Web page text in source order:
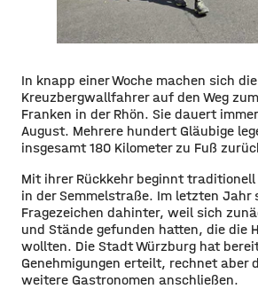
In knapp einer Woche machen sich
Kreuzbergwallfahrer auf den Weg
Franken in der Rhön. Sie dauert
August. Mehrere hundert Gläubige
insgesamt 180 Kilometer zu Fuß
Mit ihrer Rückkehr beginnt
in der Semmelstraße. Im letzten Jahr
Fragezeichen dahinter, weil sich
und Stände gefunden hatten, die die
wollten. Die Stadt Würzburg hat
Genehmigungen erteilt, rechnet aber
weitere Gastronomen anschließen.